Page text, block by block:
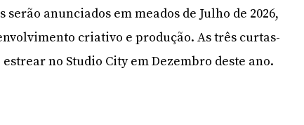
serão anunciados em meados de Julho de 2026,
criativo e produção. As três curtas-
no Studio City em Dezembro deste ano.